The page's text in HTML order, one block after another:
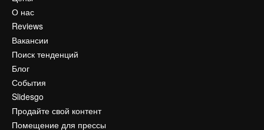
О нас
Reviews
Вакансии
Поиск тенденций
Блог
События
Slidesgo
Продайте свой контент
Помещение для прессы